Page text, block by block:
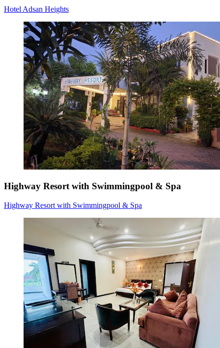
Hotel Adsan Heights
Highway Resort with Swimmingpool & Spa
Highway Resort with Swimmingpool & Spa